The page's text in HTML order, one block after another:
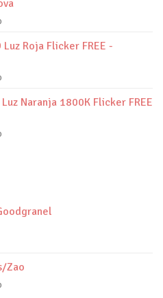
Roja Flicker FREE -
Naranja 1800K Flicker FREE
Zao